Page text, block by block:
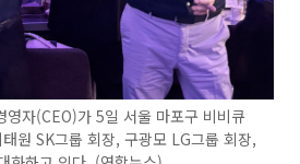
자(CEO)가 5일 서울 마포구 비비큐
원 SK그룹 회장, 구광모 LG그룹 회장,